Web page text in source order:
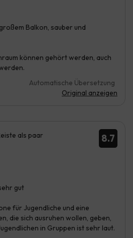
Balkon, sauber und
können gehört werden, auch
Automatische Übersetzung
Original anzeigen
8.7
als paar
gut
für Jugendliche und eine
die sich ausruhen wollen, geben,
in Gruppen ist sehr laut.